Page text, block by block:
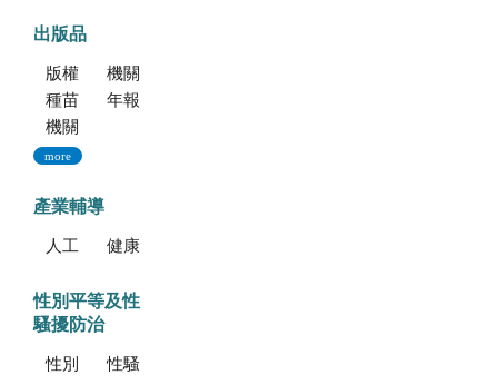
出版品
版權聲明--本網站發表之所有文章，係為學術研究成果，不得引用於產品及食品之標示、宣傳及廣告。若不當引用，應自負法律責任。
機關簡介
種苗科技專訊
年報
機關誌
more
產業輔導
人工培植拖鞋蘭 健康種苗驗證
性別平等及性
騷擾防治
性別平等專區 性騷擾防治專區